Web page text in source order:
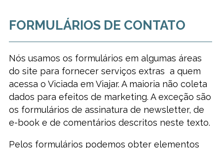
FORMULÁRIOS DE CONTATO
Nós usamos os formulários em algumas áreas
do site para fornecer serviços extras a quem
acessa o Viciada em Viajar. A maioria não coleta
dados para efeitos de marketing. A exceção são
os formulários de assinatura de newsletter, de
e-book e de comentários descritos neste texto.
Pelos formulários podemos obter elementos